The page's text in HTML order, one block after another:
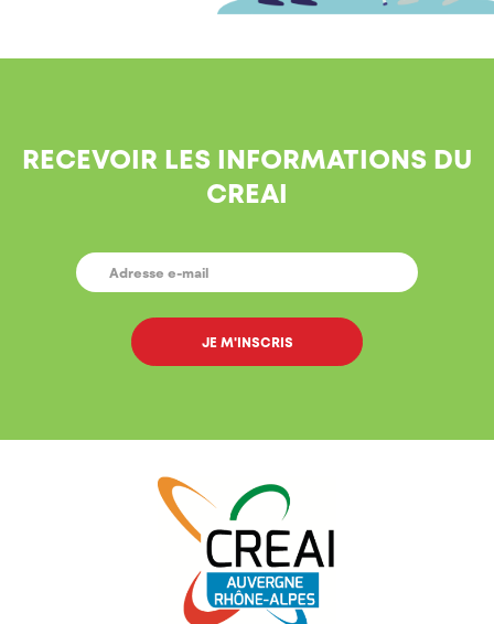
RECEVOIR LES INFORMATIONS DU
CREAI
E-
MAIL *